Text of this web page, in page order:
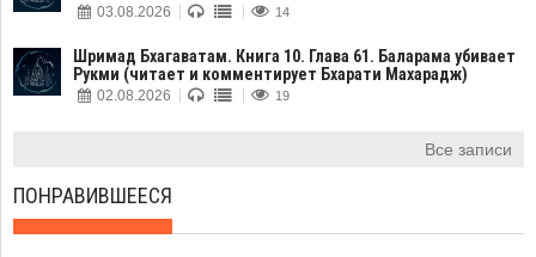
03.08.2026 14
Шримад Бхагаватам. Книга 10. Глава 61. Баларама убивает
Рукми (читает и комментирует Бхарати Махарадж)
02.08.2026 19
Все записи
ПОНРАВИВШЕЕСЯ